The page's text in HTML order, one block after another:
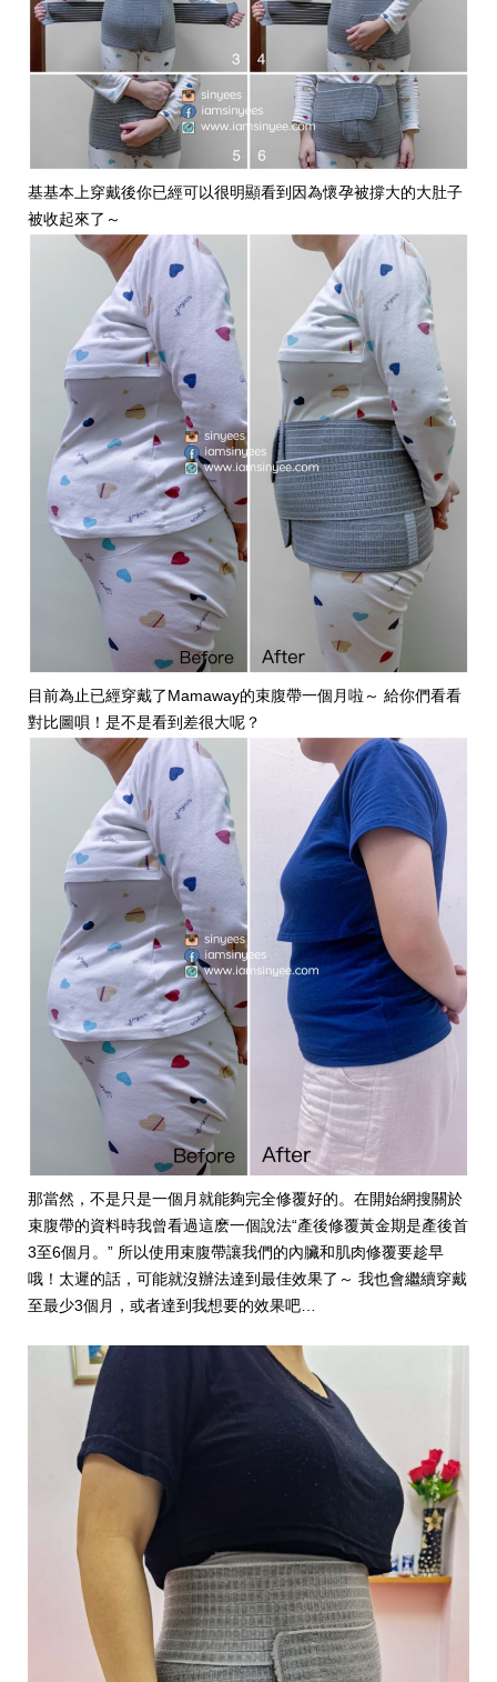
基基本上穿戴後你已經可以很明顯看到因為懷孕被撐大的大肚子
被收起來了～
目前為止已經穿戴了Mamaway的束腹帶一個月啦～ 給你們看看
對比圖唄！是不是看到差很大呢？
那當然，不是只是一個月就能夠完全修覆好的。在開始網搜關於
束腹帶的資料時我曾看過這麽一個說法“產後修覆黃金期是產後首
3至6個月。” 所以使用束腹帶讓我們的內臟和肌肉修覆要趁早
哦！太遲的話，可能就沒辦法達到最佳效果了～ 我也會繼續穿戴
至最少3個月，或者達到我想要的效果吧…